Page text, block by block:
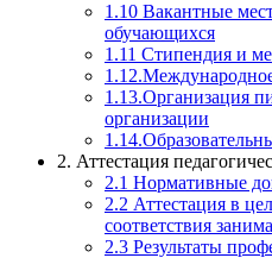
1.10 Вакантные
обучающихся
1.11 Стипендия и
1.13.Организация
организации
2. Аттестация
2.1 Нормативные
2.2 Аттестация в
соответствия
2.3 Результаты